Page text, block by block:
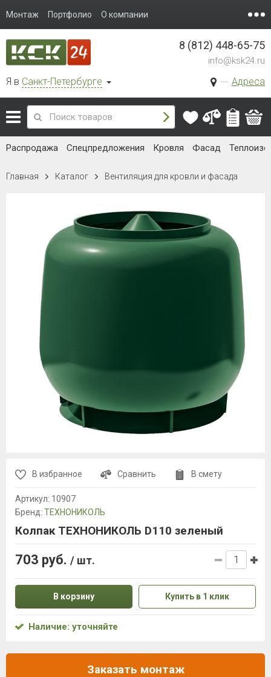
Монтаж Портфолио О компании
Я в Санкт-Петербурге Адреса
8 (812) 448-65-75
info@ksk24.ru
Распродажа Спецпредложения Кровля Фасад
Главная Каталог Вентиляция для кровли и фасада
В избранное Сравнить В смету
Артикул: 10907
Бренд: ТЕХНОНИКОЛЬ
Колпак ТЕХНОНИКОЛЬ D110 зеленый
703 руб. / шт.
В корзину Купить в 1 клик
Наличие: уточняйте
Заказать монтаж